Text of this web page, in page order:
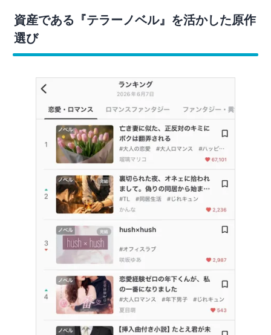
資産である『テラーノベル』を活かした原作
選び